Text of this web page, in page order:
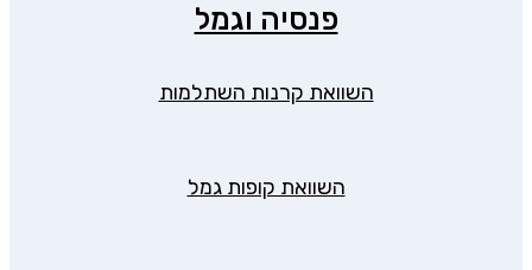
פנסיה וגמל
השוואת קרנות השתלמות
השוואת קופות גמל